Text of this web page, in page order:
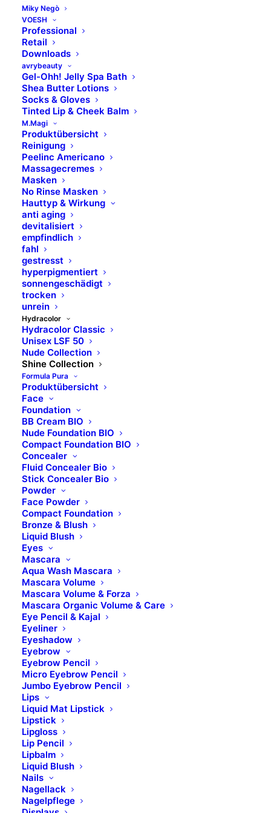
Miky Negò
VOESH
Professional
Retail
Downloads
avrybeauty
Gel-Ohh! Jelly Spa Bath
Shea Butter Lotions
Socks & Gloves
Tinted Lip & Cheek Balm
M.Magi
Produktübersicht
Reinigung
Peelinc Americano
Massagecremes
Masken
No Rinse Masken
Hauttyp & Wirkung
anti aging
devitalisiert
empfindlich
fahl
gestresst
hyperpigmentiert
sonnengeschädigt
trocken
unrein
Hydracolor
Hydracolor Classic
Unisex LSF 50
Nude Collection
Shine Collection
Formula Pura
Produktübersicht
Face
Foundation
BB Cream BIO
Nude Foundation BIO
Compact Foundation BIO
Concealer
Fluid Concealer Bio
Stick Concealer Bio
Powder
Face Powder
Compact Foundation
Bronze & Blush
Liquid Blush
Eyes
Mascara
Aqua Wash Mascara
Mascara Volume
Mascara Volume & Forza
Mascara Organic Volume & Care
Eye Pencil & Kajal
Eyeliner
Eyeshadow
Eyebrow
Eyebrow Pencil
Micro Eyebrow Pencil
Jumbo Eyebrow Pencil
Lips
Liquid Mat Lipstick
Lipstick
Lipgloss
Lip Pencil
Lipbalm
Liquid Blush
Nails
Nagellack
Nagelpflege
SHINE COLLECTION
TIRAMISÙ – FB 01
ART. 1847745